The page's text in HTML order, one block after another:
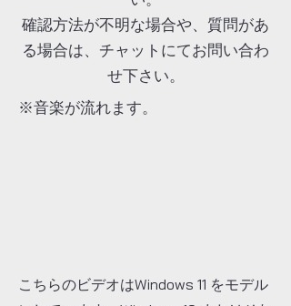
​確認方法が不明な場合や、質問があ
る場合は、チャットにてお問い合わ
せ下さい。
​※音楽が流れます。
こちらのビデオはWindows 11 をモデル